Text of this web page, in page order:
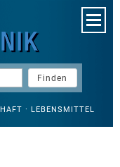
· LEBENSMITTEL